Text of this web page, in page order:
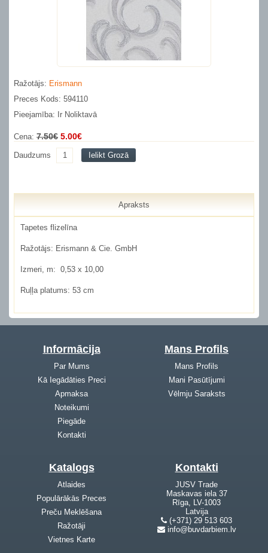
Ražotājs: Erismann
Preces Kods: 594110
Pieejamība: Ir Noliktavā
Cena: 7.50€ 5.00€
Daudzums Ielikt Grozā
Apraksts
Tapetes flizelīna
Ražotājs: Erismann & Cie. GmbH
Izmeri, m: 0,53 x 10,00
Ruļļa platums: 53 cm
Informācija
Par Mums
Kā Iegādāties Preci
Apmaksa
Noteikumi
Piegāde
Kontakti
Mans Profils
Mans Profils
Mani Pasūtījumi
Vēlmju Saraksts
Katalogs
Atlaides
Populārākās Preces
Preču Meklēšana
Ražotāji
Vietnes Karte
Kontakti
JUSV Trade
Maskavas iela 37
Rīga, LV-1003
Latvija
(+371) 29 513 603
info@buvdarbiem.lv